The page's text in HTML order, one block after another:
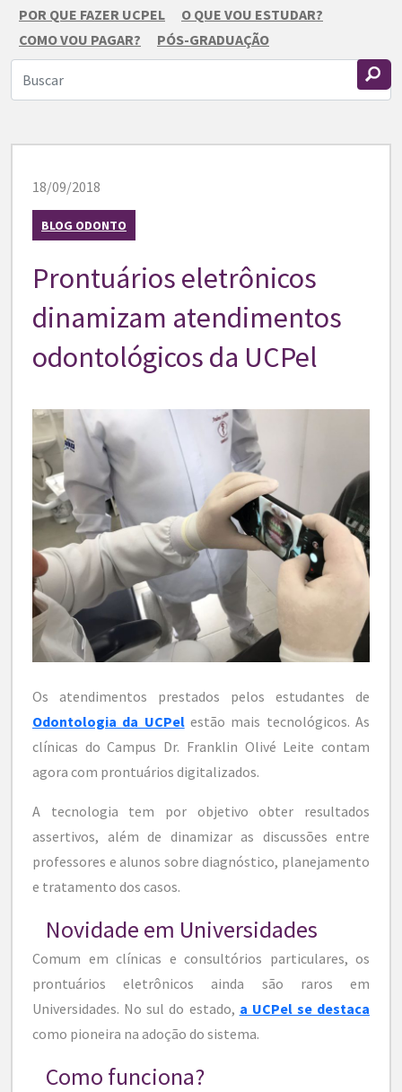
POR QUE FAZER UCPEL
O QUE VOU ESTUDAR?
COMO VOU PAGAR?
PÓS-GRADUAÇÃO
18/09/2018
BLOG ODONTO
Prontuários eletrônicos
dinamizam atendimentos
odontológicos da UCPel
Os atendimentos prestados pelos estudantes de
Odontologia da UCPelestão mais tecnológicos. As
clínicas do Campus Dr. Franklin Olivé Leite contam
agora com prontuários digitalizados.
A tecnologia tem por objetivo obter resultados
assertivos, além de dinamizar as discussões entre
professores e alunos sobre diagnóstico, planejamento
e tratamento dos casos.
Novidade em Universidades
Comum em clínicas e consultórios particulares, os
prontuários eletrônicos ainda são raros em
Universidades. No sul do estado, a UCPel se destaca
como pioneira na adoção do sistema.
Como funciona?